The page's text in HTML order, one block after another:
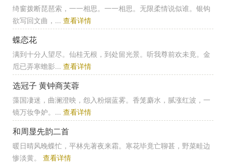
绮窗拨断琵琶索，一一相思。一一相思。无限柔情说似谁。银钩
欲写回文曲，... 查看详情
蝶恋花
满到十分人望尽。仙桂无根，到处留光景。听我尊前欢未竟。金
卮已弄寒蟾影... 查看详情
选冠子 黄钟商芙蓉
藻国凄迷，曲澜澄映，怨入粉烟蓝雾。香笼麝水，腻涨红波，一
镜万妆争妒。... 查看详情
和周显先韵二首
暖日晴风晚蝶忙，平林先著夜来霜。寒花毕竟亡聊甚，野菜畦边
惨淡黄。 查看详情